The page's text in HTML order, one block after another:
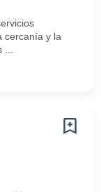
cercanía y la